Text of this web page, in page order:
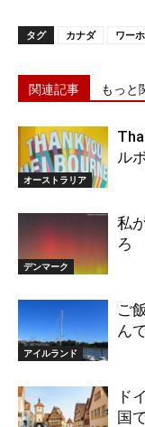
タグ カナダ ワー
関連記事 もっと
オーストラリア
ル
デンマーク
私
ろ
アイルランド
ご
ん
ド
国